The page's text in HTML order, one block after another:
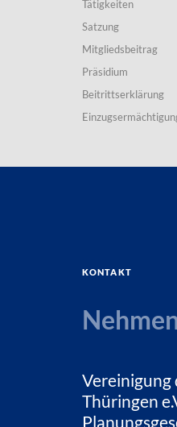
Tätigkeiten
Satzung
Mitgliedsbeitrag
Präsidium
Beitrittserklärung
Kontakt
Vereinigung
Thüringen